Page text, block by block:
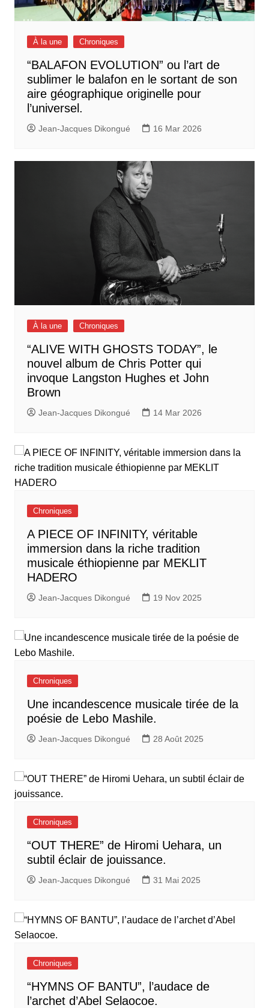
À la une Chroniques
“BALAFON EVOLUTION” ou l’art de
sublimer le balafon en le sortant de son
aire géographique originelle pour
l’universel.
Jean-Jacques Dikongué 16 Mar 2026
À la une Chroniques
“ALIVE WITH GHOSTS TODAY”, le
nouvel album de Chris Potter qui
invoque Langston Hughes et John
Brown
Jean-Jacques Dikongué 14 Mar 2026
Chroniques
A PIECE OF INFINITY, véritable
immersion dans la riche tradition
musicale éthiopienne par MEKLIT
HADERO
Jean-Jacques Dikongué 19 Nov 2025
Chroniques
Une incandescence musicale tirée de la
poésie de Lebo Mashile.
Jean-Jacques Dikongué 28 Août 2025
Chroniques
“OUT THERE” de Hiromi Uehara, un
subtil éclair de jouissance.
Jean-Jacques Dikongué 31 Mai 2025
Chroniques
“HYMNS OF BANTU”, l’audace de
l’archet d’Abel Selaocoe.